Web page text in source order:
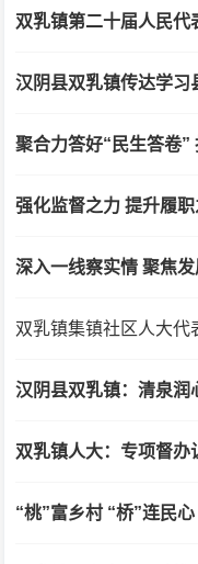
汉阴县双乳镇传达学习